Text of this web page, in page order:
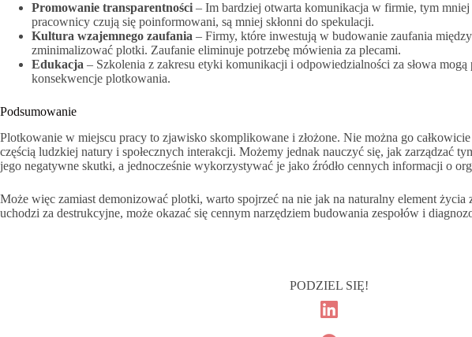
Promowanie transparentności – Im bardziej otwarta komunikacja w firmie, tym
pracownicy czują się poinformowani, są mniej skłonni do spekulacji.
Kultura wzajemnego zaufania – Firmy, które inwestują w budowanie zaufania
zminimalizować plotki. Zaufanie eliminuje potrzebę mówienia za plecami.
Edukacja – Szkolenia z zakresu etyki komunikacji i odpowiedzialności za słowa
konsekwencje plotkowania.
Podsumowanie
Plotkowanie w miejscu pracy to zjawisko skomplikowane i złożone. Nie można go
częścią ludzkiej natury i społecznych interakcji. Możemy jednak nauczyć się, jak zarządzać
jego negatywne skutki, a jednocześnie wykorzystywać je jako źródło cennych informacji o
Może więc zamiast demonizować plotki, warto spojrzeć na nie jak na naturalny element życia
uchodzi za destrukcyjne, może okazać się cennym narzędziem budowania zespołów i
PODZIEL SIĘ!